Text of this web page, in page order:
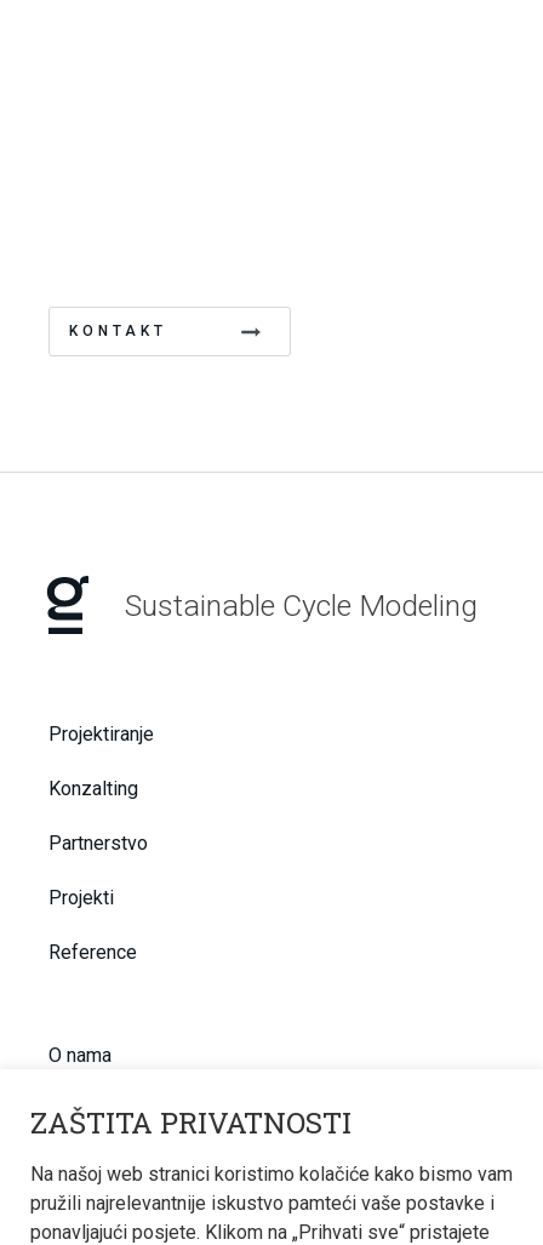
KONTAKT
Sustainable Cycle Modeling
Projektiranje
Konzalting
Partnerstvo
Projekti
Reference
O nama
Kontakt
Karijera
Novosti
ZAŠTITA PRIVATNOSTI
Na našoj web stranici koristimo kolačiće kako bismo vam
pružili najrelevantnije iskustvo pamteći vaše postavke i
ponavljajući posjete. Klikom na „Prihvati sve“ pristajete